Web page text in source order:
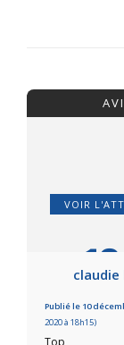
VOIR
10
Basé sur
claudie
Publié le 10
2020 à 18h15)